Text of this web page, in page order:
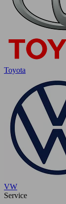
Toyota
VW
Service